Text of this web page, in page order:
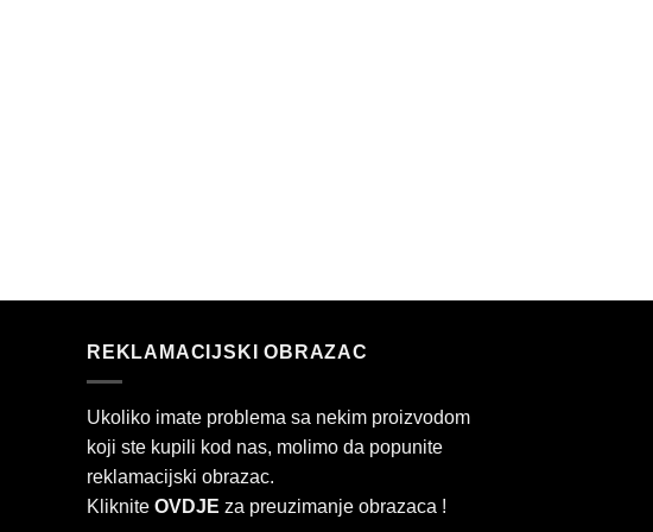
REKLAMACIJSKI OBRAZAC
Ukoliko imate problema sa nekim proizvodom
koji ste kupili kod nas, molimo da popunite
reklamacijski obrazac.
Kliknite OVDJE za preuzimanje obrazaca !